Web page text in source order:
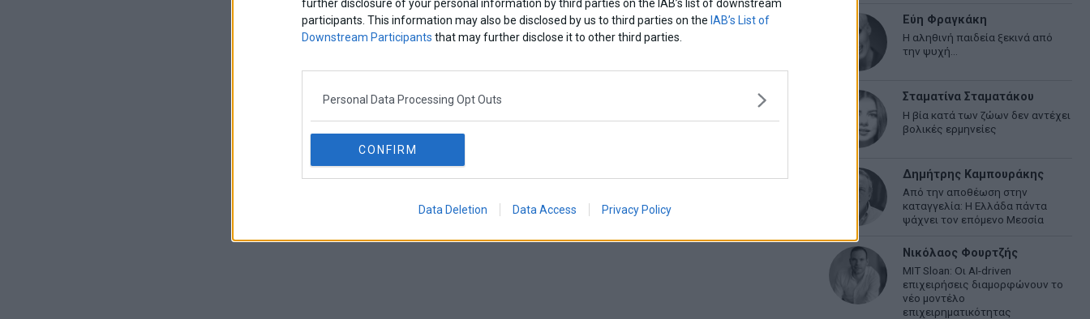
further disclosure of your personal information by third parties on the IAB’s list of downstream
participants. This information may also be disclosed by us to third parties on the IAB’s List of
Downstream Participants that may further disclose it to other third parties.
Personal Data Processing Opt Outs
CONFIRM
Data Deletion Data Access Privacy Policy
Εύη Φραγκάκη
Η αληθινή παιδεία ξεκινά από
την ψυχή…
Σταματίνα Σταματάκου
Η βία κατά των ζώων δεν αντέχει
βολικές ερμηνείες
Δημήτρης Καμπουράκης
Από την αποθέωση στην
καταγγελία: Η Ελλάδα πάντα
ψάχνει τον επόμενο Μεσσία
Νικόλαος Φουρτζής
MIT Sloan: Οι AI-driven
επιχειρήσεις διαμορφώνουν το
νέο μοντέλο
επιχειρηματικότητας